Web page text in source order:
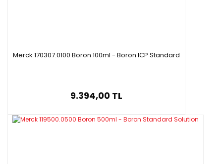
Merck 170307.0100 Boron 100ml - Boron ICP Standard
9.394,00 TL